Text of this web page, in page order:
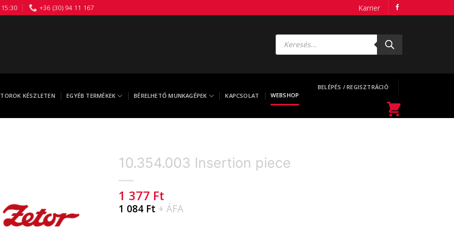
+36 (30) 94 11 167 Karrier
Products
search
KÉSZLETEN EGYÉB TERMÉKEK BÉRELHETŐ MUNKAGÉPEK KAPCSOLAT WEBSHOP
BELÉPÉS / REGISZTRÁCIÓ
10.354.003 Insertion piece
1 377 Ft
1 084 Ft + ÁFA